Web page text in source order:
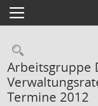
Toggle navigation
Arbeitsgruppe
Termine 2012